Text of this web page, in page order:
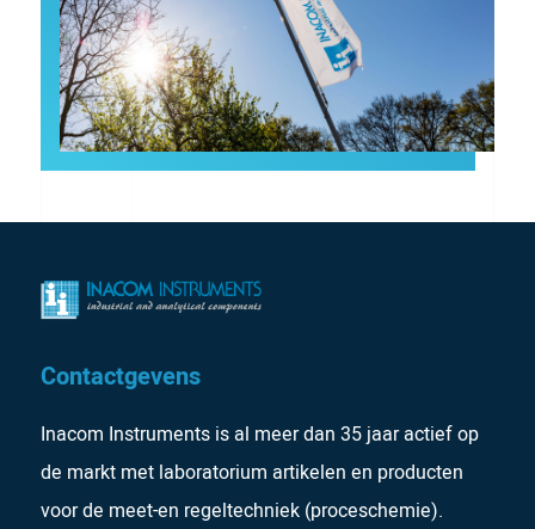
Contactgevens
Inacom Instruments is al meer dan 35 jaar actief op
de markt met laboratorium artikelen en producten
voor de meet-en regeltechniek (proceschemie).